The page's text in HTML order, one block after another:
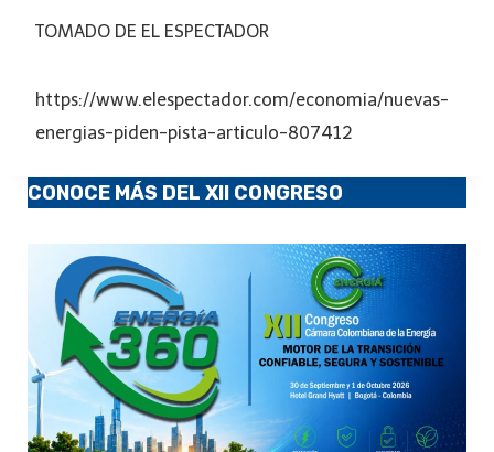
TOMADO DE EL ESPECTADOR
https://www.elespectador.com/economia/nuevas-
energias-piden-pista-articulo-807412
CONOCE MÁS DEL XII CONGRESO